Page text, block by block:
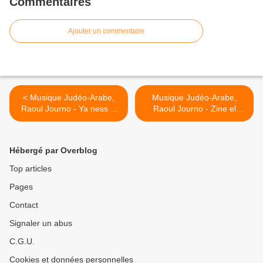
Ajouter un commentaire
< Musique Judéo-Arabe,
Raoul Journo - Ya ness el
farah
Musique Judéo-Arabe,
Raoul Journo - Zine el
badwiya >
Hébergé par Overblog
Top articles
Pages
Contact
Signaler un abus
C.G.U.
Cookies et données personnelles